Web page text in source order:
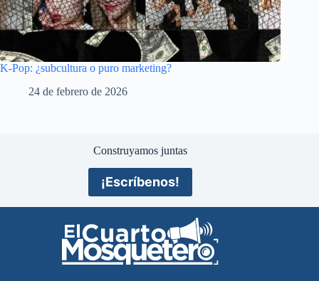
K-Pop: ¿subcultura o puro marketing?
24 de febrero de 2026
Construyamos juntas
¡Escríbenos!